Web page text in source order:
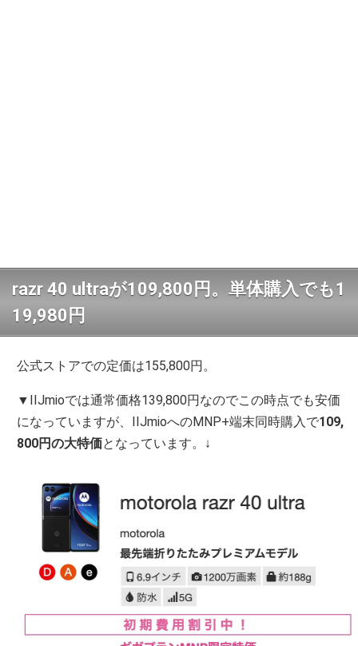
razr 40 ultraが109,800円。単体購入でも1
19,980円
公式ストアでの定価は155,800円。
▼IIJmioでは通常価格139,800円なのでこの時点でも安価
になっていますが、IIJmioへのMNP+端末同時購入で109,
800円の大特価となっています。↓